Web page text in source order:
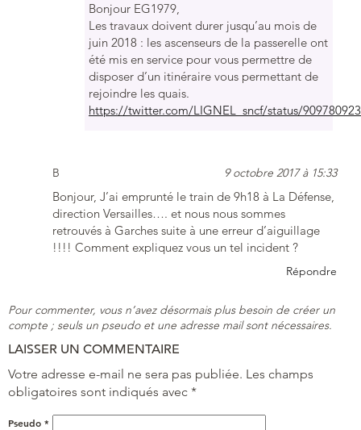
Bonjour EG1979,
Les travaux doivent durer jusqu’au mois de
juin 2018 : les ascenseurs de la passerelle ont
été mis en service pour vous permettre de
disposer d’un itinéraire vous permettant de
rejoindre les quais.
https://twitter.com/LIGNEL_sncf/status/
B 9 octobre 2017 à 15:33
Bonjour, J’ai emprunté le train de 9h18 à La Défense,
direction Versailles…. et nous nous sommes
retrouvés à Garches suite à une erreur d’aiguillage
!!!! Comment expliquez vous un tel incident ?
Répondre
Pour commenter, vous n’avez désormais plus besoin de créer un
compte ; seuls un pseudo et une adresse mail sont nécessaires.
LAISSER UN COMMENTAIRE
Votre adresse e-mail ne sera pas publiée. Les champs
obligatoires sont indiqués avec *
Pseudo *